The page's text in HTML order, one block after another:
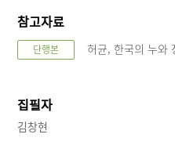
참고자료
단행본 허균, 한국의 누와
집필자
김창현